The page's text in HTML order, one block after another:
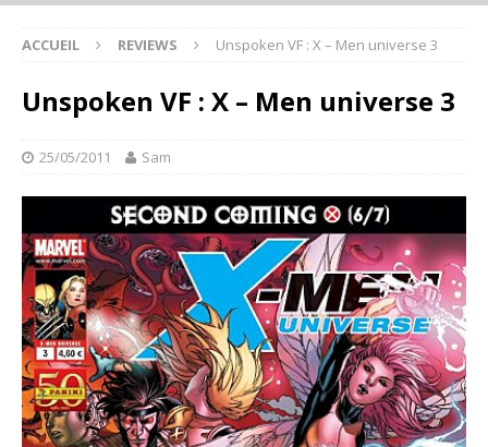
ACCUEIL REVIEWS Unspoken VF : X – Men universe 3
Unspoken VF : X – Men universe 3
25/05/2011 Sam